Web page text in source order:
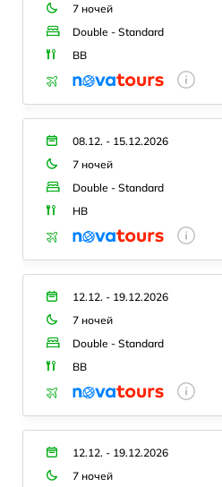
7 ночей
Double - Standard
BB
08.12. - 15.12.2026
7 ночей
Double - Standard
HB
12.12. - 19.12.2026
7 ночей
Double - Standard
BB
12.12. - 19.12.2026
7 ночей